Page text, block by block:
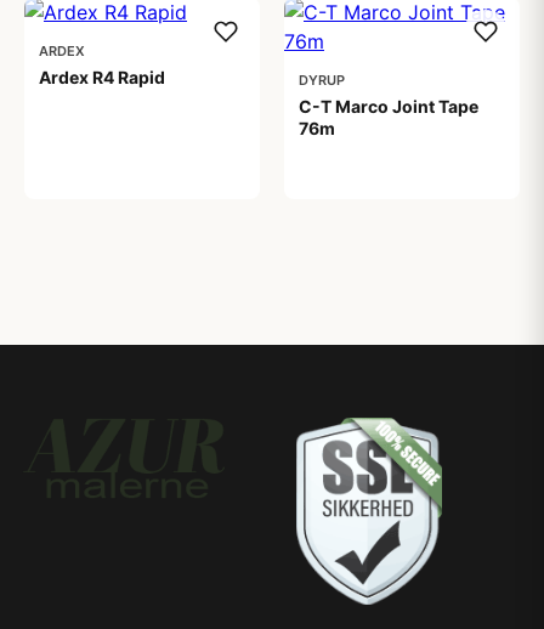
ARDEX
Ardex R4 Rapid DYRUP
C-T Marco Joint Tape
76m